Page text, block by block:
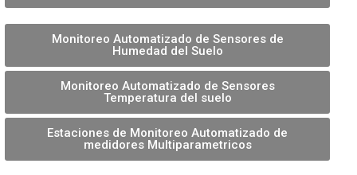
Monitoreo Automatizado de Sensores de
Humedad del Suelo
Monitoreo Automatizado de Sensores
Temperatura del suelo
Estaciones de Monitoreo Automatizado de
medidores Multiparametricos